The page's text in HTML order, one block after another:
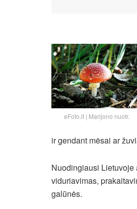
eFoto.lt | Marijono nuotr.
ir gendant mėsai ar
Nuodingiausi Lietuvoje
viduriavimas,
galūnės.